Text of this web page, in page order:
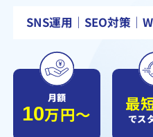
SNS運用｜SEO対策｜
月額
10万円〜
最
でス